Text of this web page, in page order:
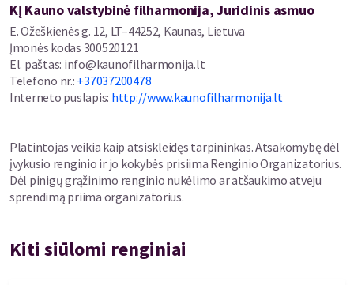
„Das Geheimsniss“ („Paslaptis“), ž. Wessenberg
„Aus Goethe‘s Faust“ („Iš Goethes Fausto“), ž. Goethe
Sonata smuikui ir fortepijonui Nr. 5, op. 24, „Pavasario sonata“, I
d.
Dainos balsui ir fortepijonui:
„Dimmi, ben mio, che m'ami“ („Pasakyk, mano brangenybe, kad
myli“, ž. anonimo
Metastasio
KĮ Kauno valstybinė filharmonija, Juridinis asmuo
E. Ožeškienės g. 12, LT–44252, Kaunas, Lietuva
Įmonės kodas 300520121
El. paštas: info@kaunofilharmonija.lt
Telefono nr.: +37037200478
Interneto puslapis: http://www.kaunofilharmonija.lt
Platintojas veikia kaip atsiskleidęs tarpininkas. Atsakomybę dėl
įvykusio renginio ir jo kokybės prisiima Renginio Organizatorius.
Dėl pinigų grąžinimo renginio nukėlimo ar atšaukimo atveju
sprendimą priima organizatorius.
Kiti siūlomi renginiai